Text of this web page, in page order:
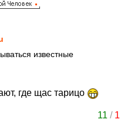
известные
где щас тарицо
11 / 1